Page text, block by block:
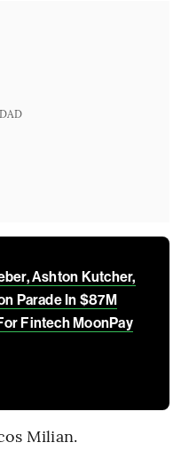
Ashton Kutcher,
Parade In $87M
Fintech MoonPay
Milian.